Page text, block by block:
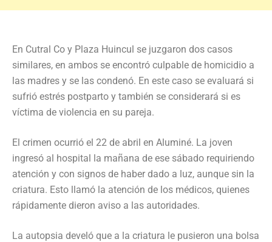
En Cutral Co y Plaza Huincul se juzgaron dos casos
similares, en ambos se encontró culpable de homicidio a
las madres y se las condenó. En este caso se evaluará si
sufrió estrés postparto y también se considerará si es
víctima de violencia en su pareja.
El crimen ocurrió el 22 de abril en Aluminé. La joven
ingresó al hospital la mañana de ese sábado requiriendo
atención y con signos de haber dado a luz, aunque sin la
criatura. Esto llamó la atención de los médicos, quienes
rápidamente dieron aviso a las autoridades.
La autopsia develó que a la criatura le pusieron una bolsa